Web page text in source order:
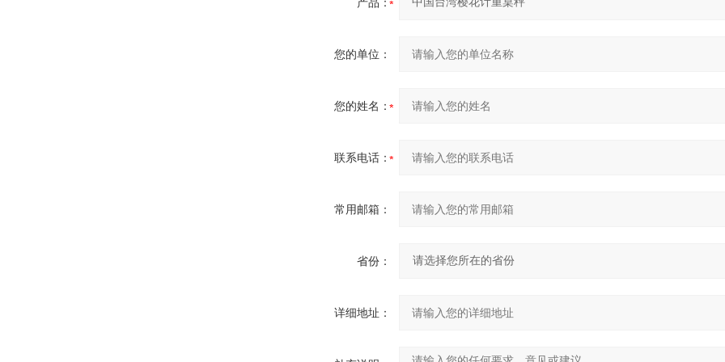
您的单位：
您的姓名：
联系电话：
常用邮箱：
省份：
详细地址：